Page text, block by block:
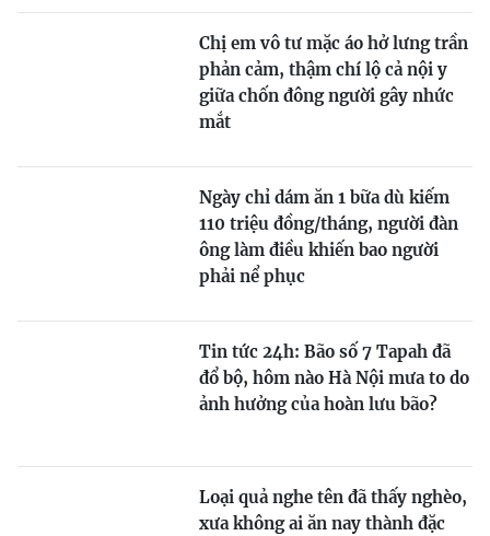
Chị em vô tư mặc áo hở lưng trần
phản cảm, thậm chí lộ cả nội y
giữa chốn đông người gây nhức
mắt
Ngày chỉ dám ăn 1 bữa dù kiếm
110 triệu đồng/tháng, người đàn
ông làm điều khiến bao người
phải nể phục
Tin tức 24h: Bão số 7 Tapah đã
đổ bộ, hôm nào Hà Nội mưa to do
ảnh hưởng của hoàn lưu bão?
Loại quả nghe tên đã thấy nghèo,
xưa không ai ăn nay thành đặc